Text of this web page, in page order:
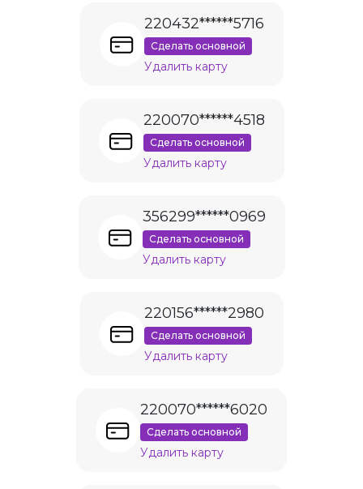
220432******5716
Сделать основной
Удалить карту
220070******4518
Сделать основной
Удалить карту
356299******0969
Сделать основной
Удалить карту
220156******2980
Сделать основной
Удалить карту
220070******6020
Сделать основной
Удалить карту